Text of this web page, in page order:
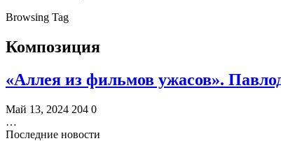
Browsing Tag
Композиция
«Аллея из фильмов ужасов».
Май 13, 2024 204 0
…
Последние новости